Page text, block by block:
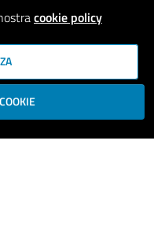
cookie policy